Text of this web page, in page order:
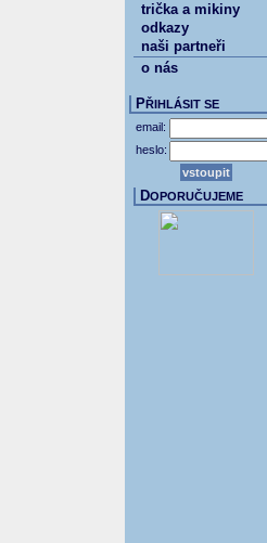
trička a mikiny
odkazy
naši partneři
o nás
PŘIHLÁSIT SE
email:
heslo:
DOPORUČUJEME